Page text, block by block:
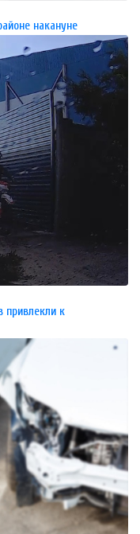
накануне
привлекли к